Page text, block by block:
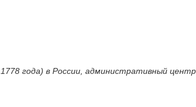
года) в России, административный